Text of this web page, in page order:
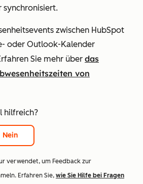
synchronisiert.
zwischen HubSpot
oder Outlook-Kalender
Sie mehr über das
von
hilfreich?
Nein
verwendet, um Feedback zur
Erfahren Sie, wie Sie Hilfe bei Fragen